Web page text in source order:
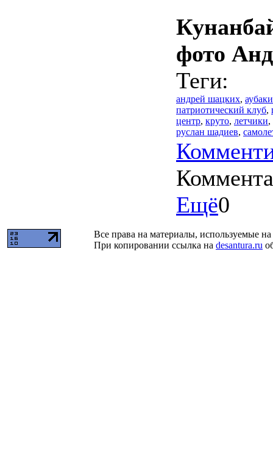
фото
Теги:
андрей шацких,
патриотический клуб,
центр, круто, летчики,
руслан шадиев,
Ещё0
Все права на материалы, используемые
При копировании ссылка на desantura.ru